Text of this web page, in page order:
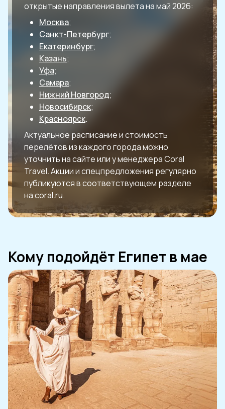
открытые направления вылета на май 2026:
Москва;
Санкт-Петербург;
Екатеринбург;
Казань;
Уфа;
Самара;
Нижний Новгород;
Новосибирск;
Красноярск.
Актуальное расписание и стоимость
перелётов из каждого города можно
уточнить на сайте или у менеджера Coral
Travel. Акции и спецпредложения регулярно
публикуются в соответствующем разделе
на coral.ru.
Кому подойдёт Египет в мае